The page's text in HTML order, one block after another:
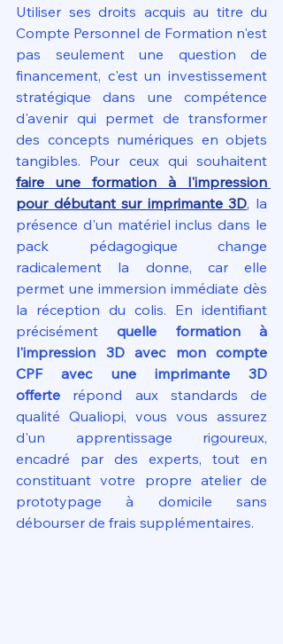
Utiliser ses droits acquis au titre du
Compte Personnel de Formation n'est
pas seulement une question de
financement, c'est un investissement
stratégique dans une compétence
d'avenir qui permet de transformer
des concepts numériques en objets
faire une formation à l'impression
pour débutant sur imprimante 3D, la
présence d'un matériel inclus dans le
pack pédagogique change
radicalement la donne, car elle
permet une immersion immédiate dès
la réception du colis. En identifiant
précisément quelle formation à
l'impression 3D avec mon compte
CPF avec une imprimante 3D
offerte répond aux standards de
qualité Qualiopi, vous vous assurez
d'un apprentissage rigoureux,
encadré par des experts, tout en
constituant votre propre atelier de
prototypage à domicile sans
débourser de frais supplémentaires.